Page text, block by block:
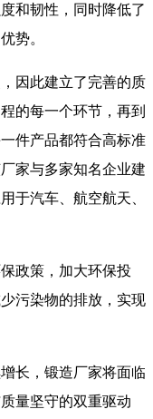
和韧性，同时降低了
势。
因此建立了完善的质
的每一个环节，再到
件产品都符合高标准
家与多家知名企业建
于汽车、航空航天、
政策，加大环保投
污染物的排放，实现
长，锻造厂家将面临
量坚守的双重驱动